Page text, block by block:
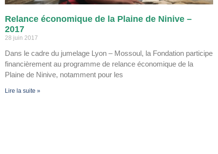
Relance économique de la Plaine de Ninive –
2017
28 juin 2017
Dans le cadre du jumelage Lyon – Mossoul, la Fondation participe
financièrement au programme de relance économique de la
Plaine de Ninive, notamment pour les
Lire la suite »